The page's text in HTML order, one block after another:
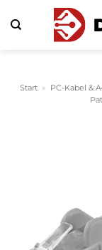
Inhalt
Start » PC-Kabel &